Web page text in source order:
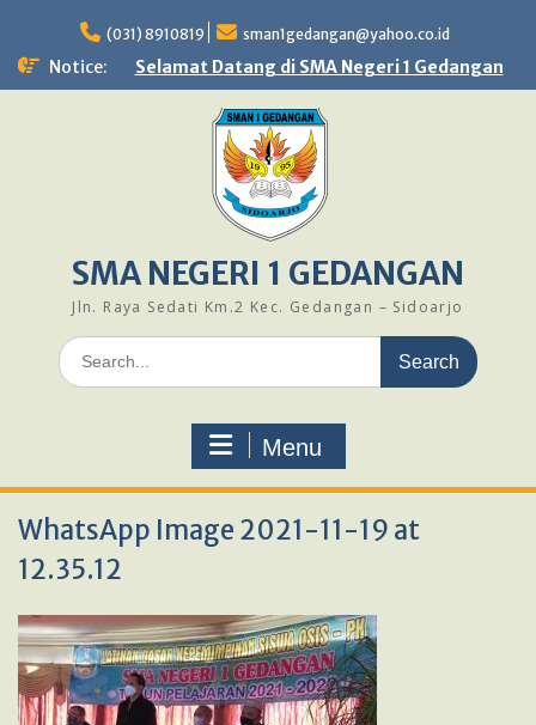
content
(031) 8910819 sman1gedangan@yahoo.co.id
Notice: Selamat Datang di SMA Negeri 1 Gedangan
SMA NEGERI 1 GEDANGAN
Jln. Raya Sedati Km.2 Kec. Gedangan – Sidoarjo
Search
for:
Menu
WhatsApp Image 2021-11-19 at
12.35.12